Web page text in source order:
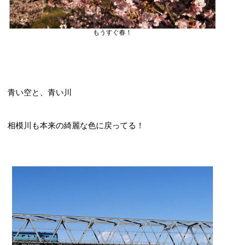
もうすぐ春！
青い空と、青い川
相模川も本来の綺麗な色に戻ってる！